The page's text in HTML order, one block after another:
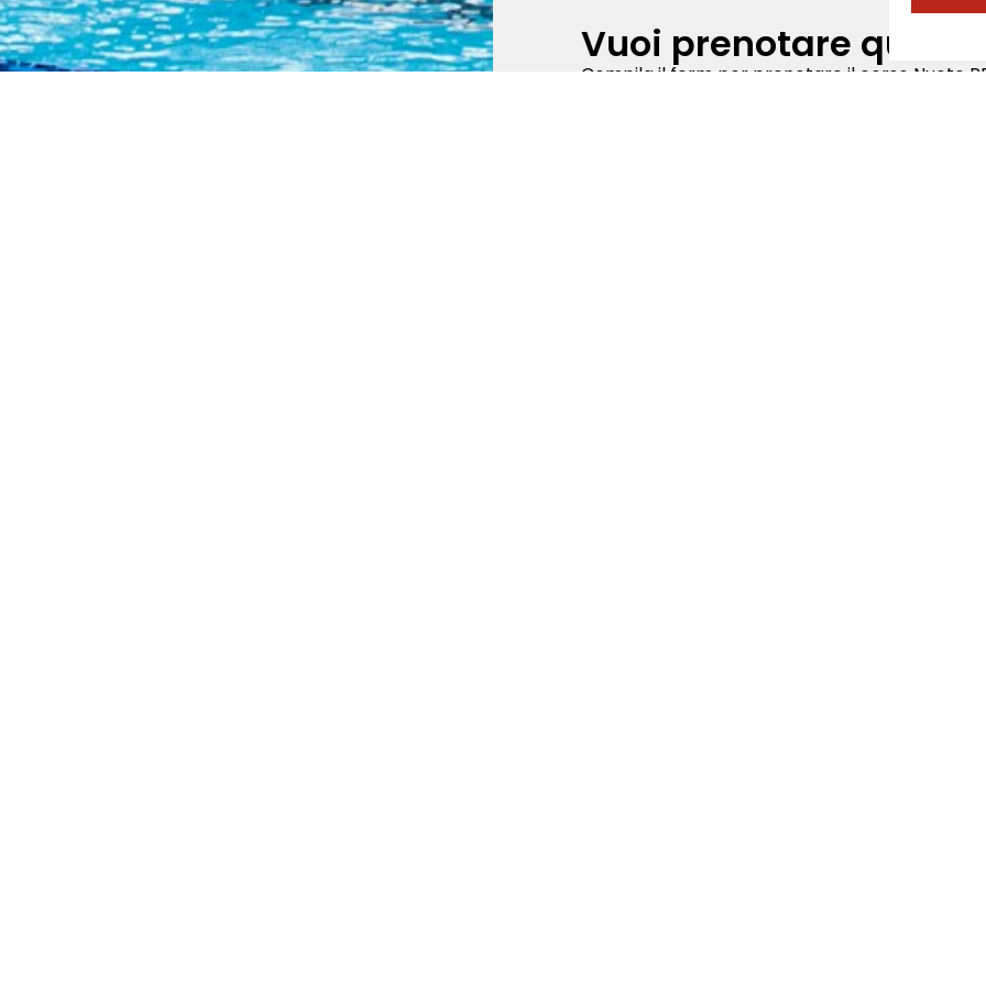
Vuoi prenotare
Compila il form per prenotare il corso Nuoto